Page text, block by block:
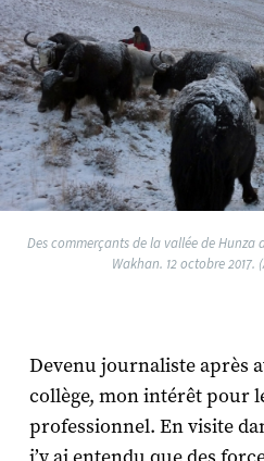
Des commerçants de la vallée de Hunza
Wakhan. 12 octobre 2017.
Devenu journaliste après
collège, mon intérêt pour
professionnel. En visite